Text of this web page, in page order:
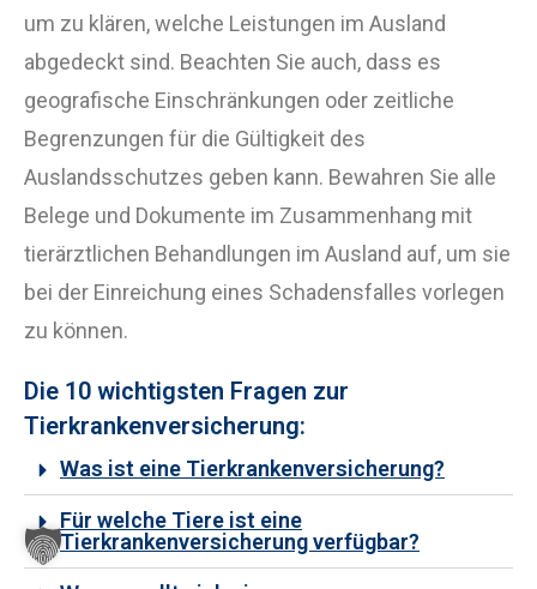
um zu klären, welche Leistungen im Ausland
abgedeckt sind. Beachten Sie auch, dass es
geografische Einschränkungen oder zeitliche
Begrenzungen für die Gültigkeit des
Auslandsschutzes geben kann. Bewahren Sie alle
Belege und Dokumente im Zusammenhang mit
tierärztlichen Behandlungen im Ausland auf, um sie
bei der Einreichung eines Schadensfalles vorlegen
zu können.
Die 10 wichtigsten Fragen zur
Tierkrankenversicherung:
Was ist eine Tierkrankenversicherung?
Für welche Tiere ist eine
Tierkrankenversicherung verfügbar?